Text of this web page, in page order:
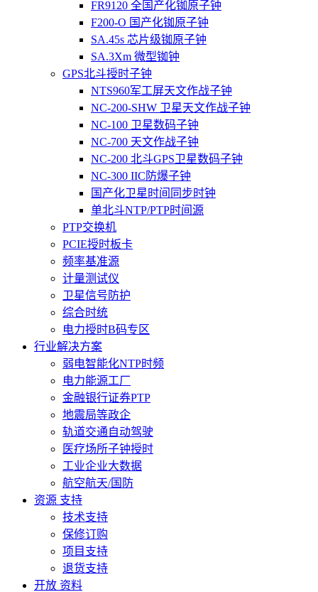
FR9120 全国产化铷原子钟
F200-O 国产化铷原子钟
SA.45s 芯片级铷原子钟
SA.3Xm 微型铷钟
GPS北斗授时子钟
NTS960军工屏天文作战子钟
NC-200-SHW 卫星天文作战子钟
NC-100 卫星数码子钟
NC-700 天文作战子钟
NC-200 北斗GPS卫星数码子钟
NC-300 IIC防爆子钟
国产化卫星时间同步时钟
单北斗NTP/PTP时间源
PTP交换机
PCIE授时板卡
频率基准源
计量测试仪
卫星信号防护
综合时统
电力授时B码专区
行业解决方案
弱电智能化NTP时频
电力能源工厂
金融银行证券PTP
地震局等政企
轨道交通自动驾驶
医疗场所子钟授时
工业企业大数据
航空航天/国防
资源 支持
技术支持
保修订购
项目支持
退货支持
开放 资料